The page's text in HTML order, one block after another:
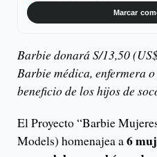
Marcar
Barbie donará S/13,50
Barbie médica, enfermera
beneficio de los hijos de
El Proyecto “Barbie
Models) homenajea a6